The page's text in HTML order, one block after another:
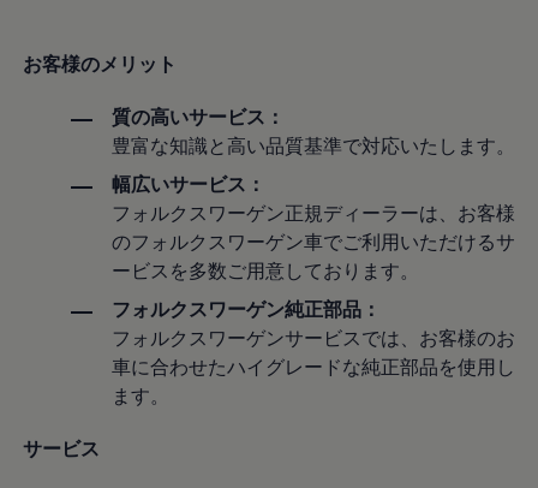
Drive Recorder
お客様情報
警告灯とインジケーターランプ
特定整備情報
ユーザーガイド
運転上の注意
自動車リサイクル法
ロイヤリティプログラム
安心プログラム
メンテナンスプログラム
カスタマーセンター
タイヤパンク補償
認定中古車
“Certified Pre-Owned”の品質とは
延長保証サービスガイド
キャンペーン/ファイナンスプログラム
お客様のメリット
質の高いサービス：
豊富な知識と高い品質基準で対応いたします。
幅広いサービス：
フォルクスワーゲン正規ディーラーは、お客様
のフォルクスワーゲン車でご利用いただけるサ
ービスを多数ご用意しております。
フォルクスワーゲン純正部品：
フォルクスワーゲンサービスでは、お客様のお
車に合わせたハイグレードな純正部品を使用し
ます。
サービス